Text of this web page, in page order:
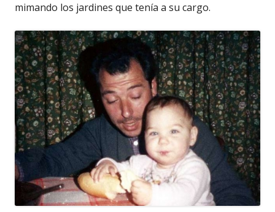
mimando los jardines que tenía a su cargo.